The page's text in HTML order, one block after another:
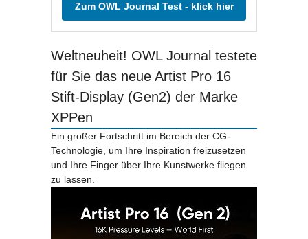
Zum OWL Journal Test - klick hier
Weltneuheit! OWL Journal testete
für Sie das neue Artist Pro 16
Stift-Display (Gen2) der Marke
XPPen
Ein großer Fortschritt im Bereich der CG-
Technologie, um Ihre Inspiration freizusetzen
und Ihre Finger über Ihre Kunstwerke fliegen
zu lassen.